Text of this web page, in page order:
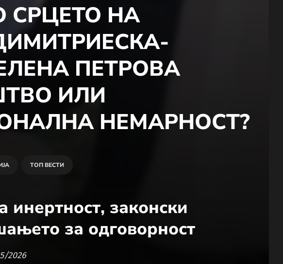
СРЦЕТО НА
ПЕТРОВА
ИЛИ
НЕМАРНОСТ?
ТОП ВЕСТИ
инертност, законски
за одговорност
2026